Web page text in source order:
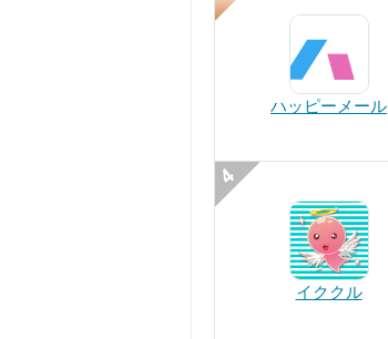
ハッピーメール
イククル